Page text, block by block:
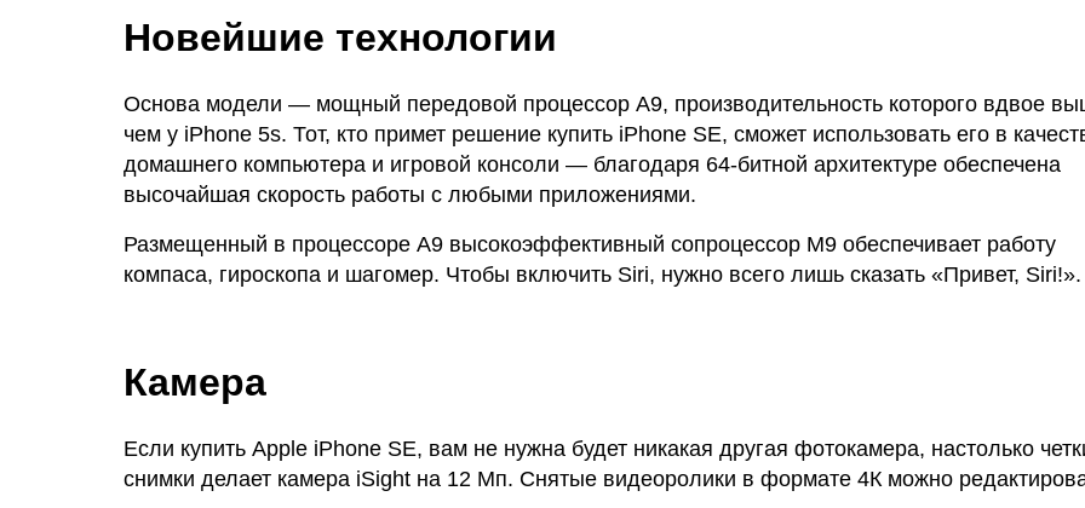
Новейшие технологии
Основа модели — мощный передовой процессор А9, производительность которого вдвое
чем у iPhone 5s. Тот, кто примет решение купить iPhone SE, сможет использовать его в
домашнего компьютера и игровой консоли — благодаря 64-битной архитектуре обеспечена
высочайшая скорость работы с любыми приложениями.
Размещенный в процессоре А9 высокоэффективный сопроцессор M9 обеспечивает работу
компаса, гироскопа и шагомер. Чтобы включить Siri, нужно всего лишь сказать «Привет, Siri!».
Камера
Если купить Apple iPhone SE, вам не нужна будет никакая другая фотокамера, настолько
снимки делает камера iSight на 12 Мп. Снятые видеоролики в формате 4К можно